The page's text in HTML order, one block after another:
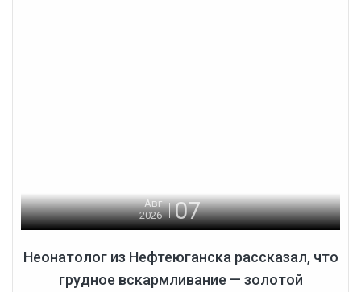
Авг
2026
07
Неонатолог из Нефтеюганска рассказал, что
грудное вскармливание — золотой